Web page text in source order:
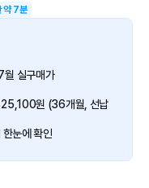
약7분
실구매가
원 (36개월, 선납
한눈에 확인